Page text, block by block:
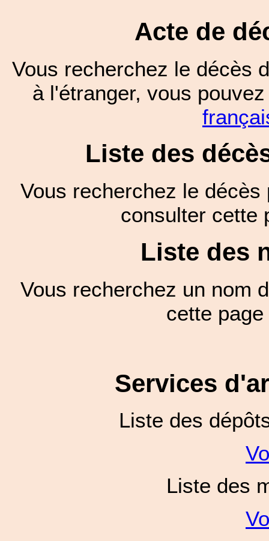
Acte de
Vous recherchez le décès
à l'étranger, vous
Liste des
Vous recherchez le
consulter
Liste des
Vous recherchez un nom
cette
Services
Liste des
Liste des